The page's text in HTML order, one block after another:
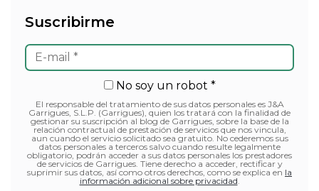
Suscribirme
No soy un robot *
El responsable del tratamiento de sus datos personales es J&A
Garrigues, S.L.P. (Garrigues), quien los tratará con la finalidad de
gestionar su suscripción al blog de Garrigues, sobre la base de la
relación contractual de prestación de servicios que nos vincula,
aun cuando el servicio solicitado sea gratuito. No cederemos sus
datos personales a terceros salvo cuando resulte legalmente
obligatorio, podrán acceder a sus datos personales los prestadores
de servicios de Garrigues. Tiene derecho a acceder, rectificar y
suprimir sus datos, así como otros derechos, como se explica en la
información adicional sobre privacidad